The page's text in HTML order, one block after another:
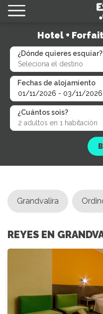
Hotel +
¿Dónde quieres esquiar?
Fechas de alojamiento
¿Cuántos sois?
Grandvalira
REYES EN